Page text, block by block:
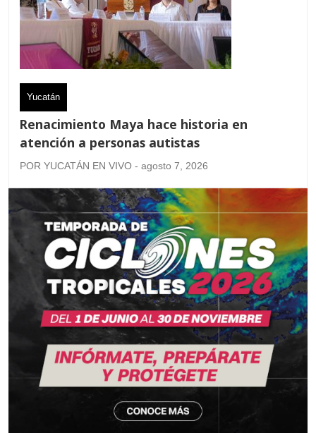
Yucatán
Renacimiento Maya hace historia en
atención a personas autistas
POR YUCATÁN EN VIVO - agosto 7, 2026